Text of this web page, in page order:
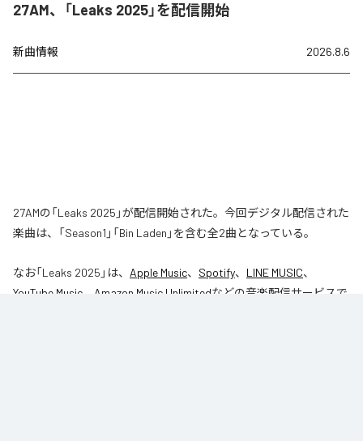
27AM、「Leaks 2025」を配信開始
新曲情報 2026.8.6
27AMの「Leaks 2025」が配信開始された。今回デジタル配信された
楽曲は、「Season1」「Bin Laden」を含む全2曲となっている。
なお「Leaks 2025 」は、 Apple Music、 Spotify、 LINE MUSIC、
YouTube Music
Amazon Music Unlimitedなどの音楽配信サービスで